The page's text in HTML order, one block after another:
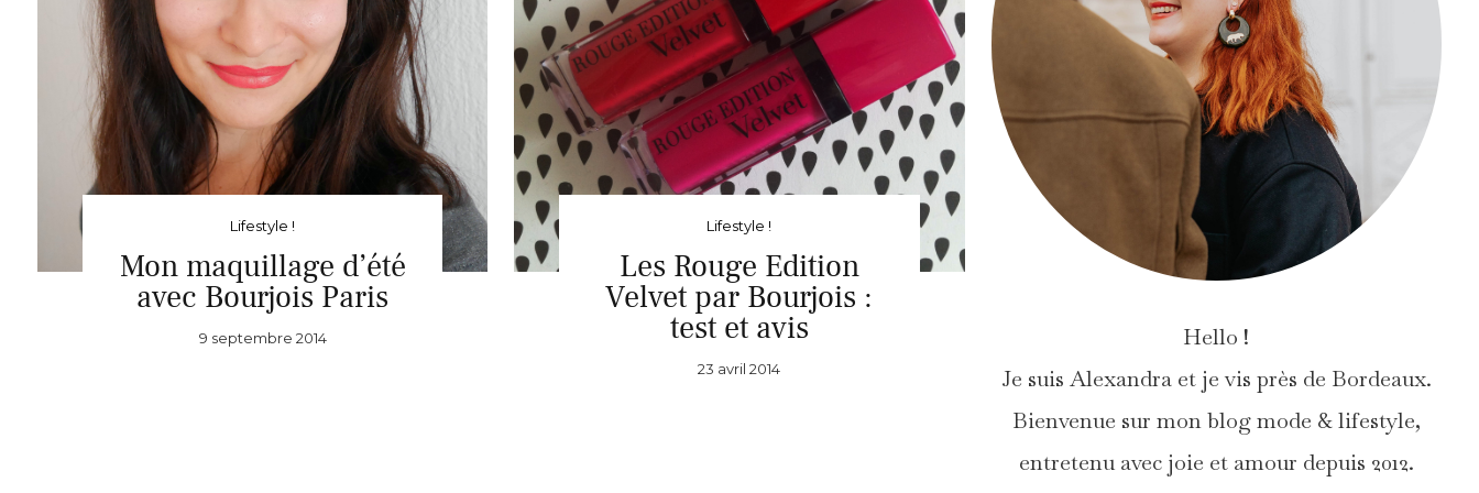
Lifestyle !
Mon maquillage d’été
avec Bourjois Paris
9 septembre 2014
Lifestyle !
Les Rouge Edition
Velvet par Bourjois :
test et avis
23 avril 2014
Hello !
Je suis Alexandra et je vis près de Bordeaux.
Bienvenue sur mon blog mode & lifestyle,
entretenu avec joie et amour depuis 2012.